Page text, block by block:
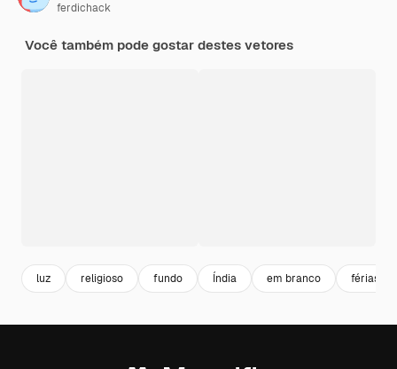
ferdichack
Você também pode gostar destes vetores
luz religioso fundo Índia em branco férias